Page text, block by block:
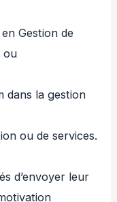
Gestion de
ou
dans la gestion
ou de services.
d’envoyer leur